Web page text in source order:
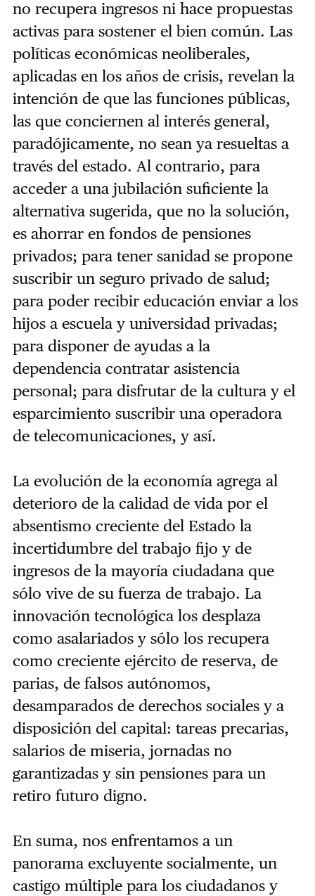
no recupera ingresos ni hace propuestas
activas para sostener el bien común. Las
políticas económicas neoliberales,
aplicadas en los años de crisis, revelan la
intención de que las funciones públicas,
las que conciernen al interés general,
paradójicamente, no sean ya resueltas a
través del estado. Al contrario, para
acceder a una jubilación suficiente la
alternativa sugerida, que no la solución,
es ahorrar en fondos de pensiones
privados; para tener sanidad se propone
suscribir un seguro privado de salud;
para poder recibir educación enviar a los
hijos a escuela y universidad privadas;
para disponer de ayudas a la
dependencia contratar asistencia
personal; para disfrutar de la cultura y el
esparcimiento suscribir una operadora
de telecomunicaciones, y así.
La evolución de la economía agrega al
deterioro de la calidad de vida por el
absentismo creciente del Estado la
incertidumbre del trabajo fijo y de
ingresos de la mayoría ciudadana que
sólo vive de su fuerza de trabajo. La
innovación tecnológica los desplaza
como asalariados y sólo los recupera
como creciente ejército de reserva, de
parias, de falsos autónomos,
desamparados de derechos sociales y a
disposición del capital: tareas precarias,
salarios de miseria, jornadas no
garantizadas y sin pensiones para un
retiro futuro digno.
En suma, nos enfrentamos a un
panorama excluyente socialmente, un
castigo múltiple para los ciudadanos y